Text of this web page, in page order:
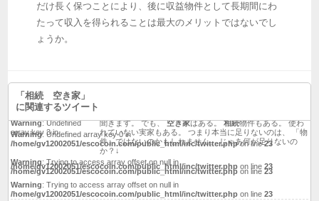
だけ長く保つことにより、後に収益物件として長期間にわ
たって収入を得られることは最大のメリットではないでし
ょうか。
「相続 空き家」
に関連するツイート
Warning: Undefined array key 0 in
/home/gv12002051/escocoin.com/public_html/inc/twitter.phpon line23
Warning: Trying to access array offset on null in
/home/gv12002051/escocoin.com/public_html/inc/twitter.php on line23
相続した実家が空き家になっていませんか？ 固定資産税だ
けでなく、管理や修繕などの負担もあります。 「所有・活
用・売却」 判断するためのポイントをまとめました。 ▼記
Warning: Undefined
/home/gv12002051/escocoin.com/public_html/inc/twitter.phpon line23
れていない実家もある。 つまり本当に足りないのは、 「物
件」ではないのかもしれません。 じゃあ何が足りないの
か？↓
array key 3 in
/home/gv12002051/escocoin.com/public_html/inc/twitter.php
Warning
: Trying to access array offset on null in
/home/gv12002051/escocoin.com/public_html/inc/twitter.php